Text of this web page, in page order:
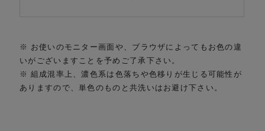
※ お使いのモニター画面や、ブラウザによってもお色の違
いがございますことを予めご了承下さい。
※ 組成混率上、濃色系は色落ちや色移りが生じる可能性が
ありますので、単色のものと共洗いはお避け下さい。